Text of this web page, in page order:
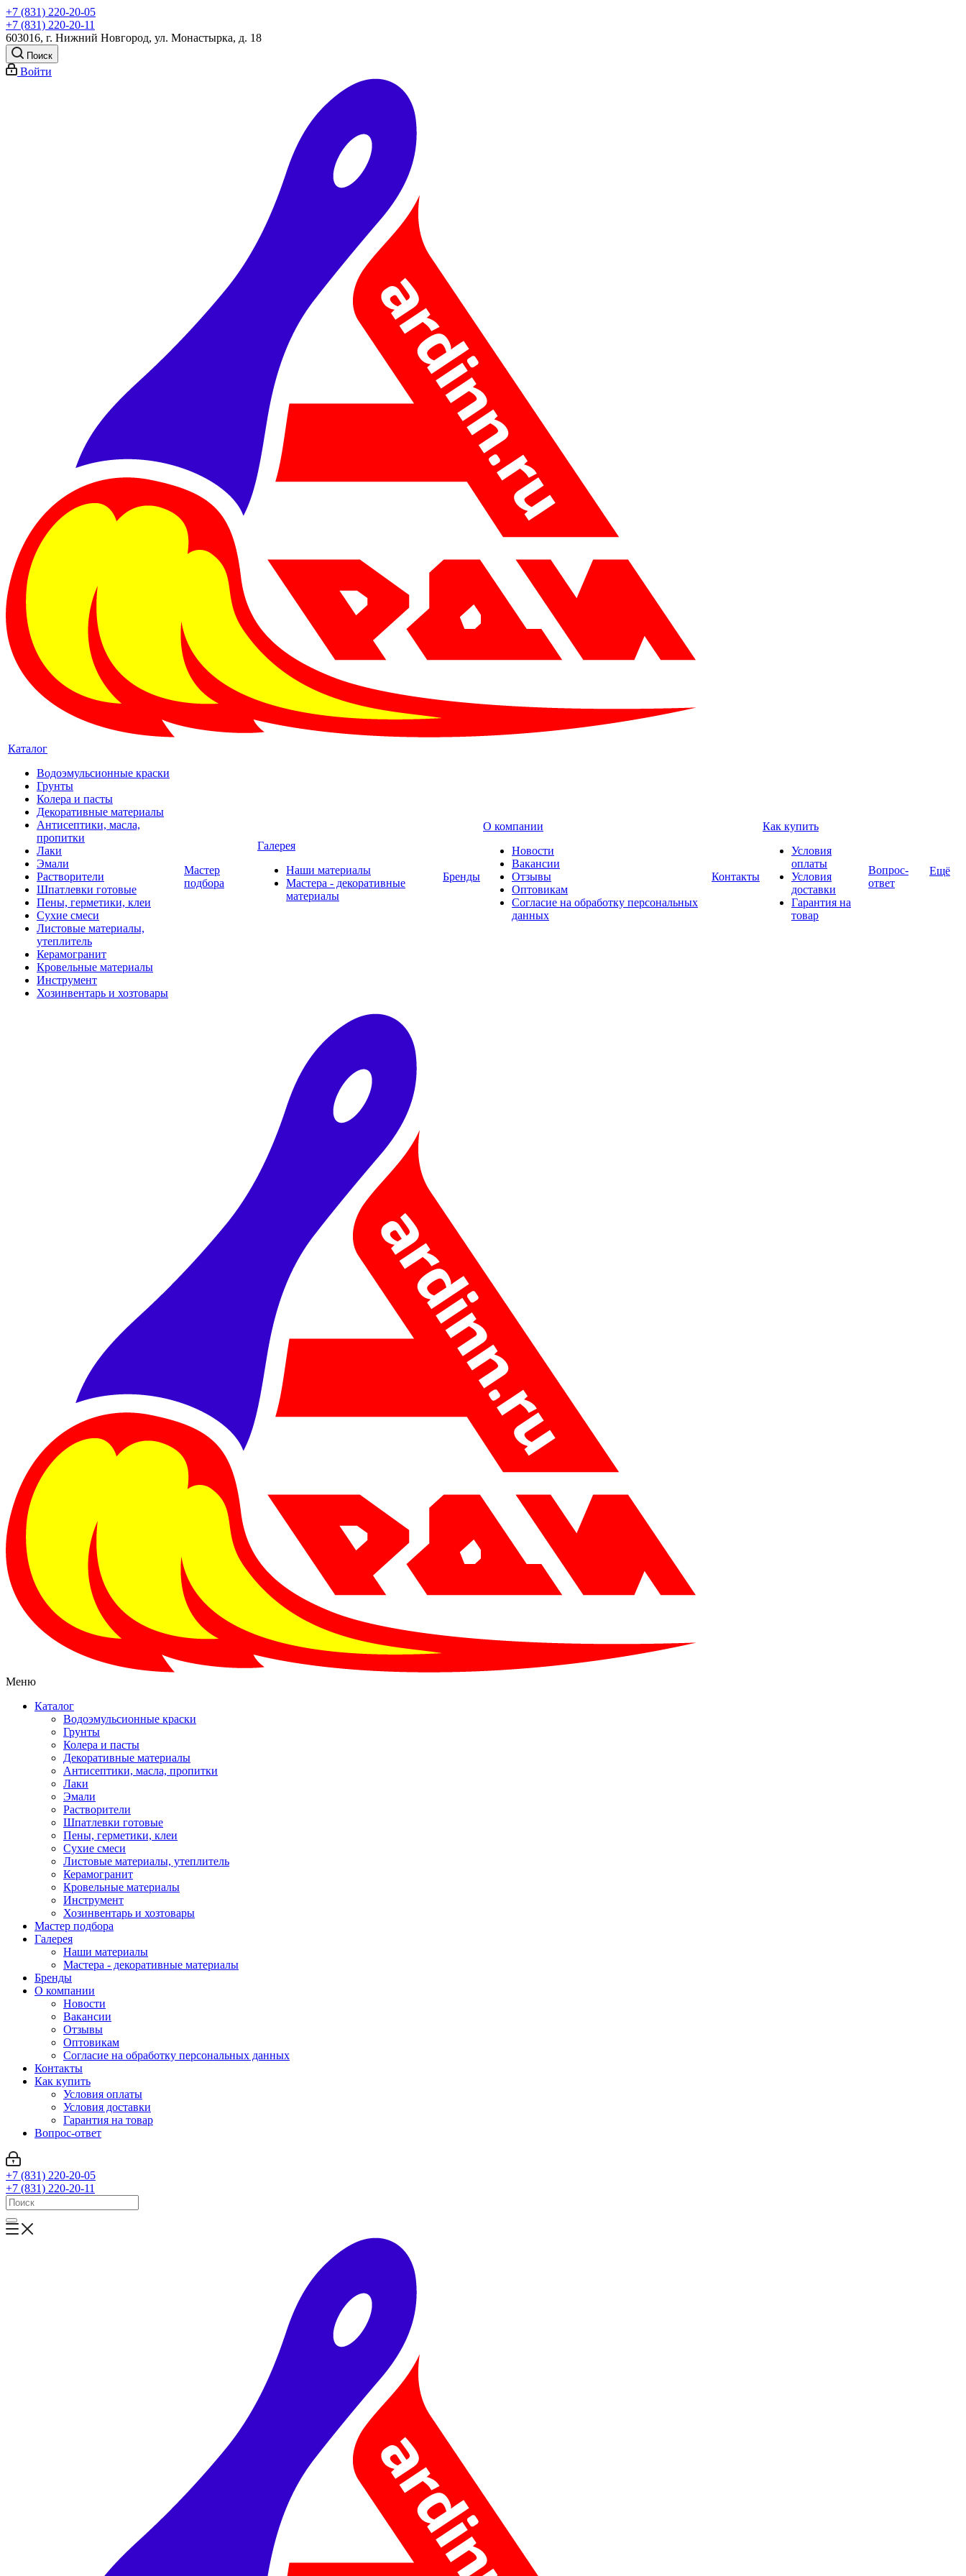
+7 (831) 220-20-05
+7 (831) 220-20-11
603016, г. Нижний Новгород, ул. Монастырка, д. 18
Поиск
Войти
Каталог
Водоэмульсионные краски
Грунты
Колера и пасты
Декоративные материалы
Антисептики, масла,
пропитки
Лаки
Эмали
Растворители
Шпатлевки готовые
Пены, герметики, клеи
Сухие смеси
Листовые материалы,
утеплитель
Керамогранит
Кровельные материалы
Инструмент
Хозинвентарь и хозтовары
Мастер
подбора
Галерея
Наши материалы
Мастера - декоративные
материалы
Бренды
О компании
Новости
Вакансии
Отзывы
Оптовикам
Cогласие на обработку персональных
данных
Контакты
Как купить
Условия
оплаты
Условия
доставки
Гарантия на
товар
Вопрос-
ответ
Ещё
Меню
Каталог
Водоэмульсионные краски
Грунты
Колера и пасты
Декоративные материалы
Антисептики, масла, пропитки
Лаки
Эмали
Растворители
Шпатлевки готовые
Пены, герметики, клеи
Сухие смеси
Листовые материалы, утеплитель
Керамогранит
Кровельные материалы
Инструмент
Хозинвентарь и хозтовары
Мастер подбора
Галерея
Наши материалы
Мастера - декоративные материалы
Бренды
О компании
Новости
Вакансии
Отзывы
Оптовикам
Cогласие на обработку персональных данных
Контакты
Как купить
Условия оплаты
Условия доставки
Гарантия на товар
Вопрос-ответ
+7 (831) 220-20-05
+7 (831) 220-20-11